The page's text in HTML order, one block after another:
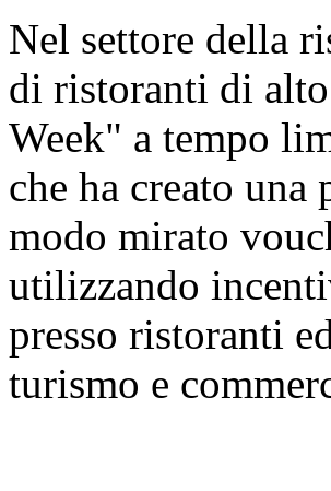
Nel settore della
di ristoranti di
Week" a tempo
che ha creato
modo mirato
utilizzando
presso ristoranti
turismo e